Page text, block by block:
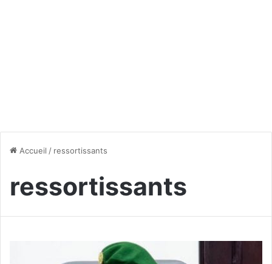
Accueil / ressortissants
ressortissants